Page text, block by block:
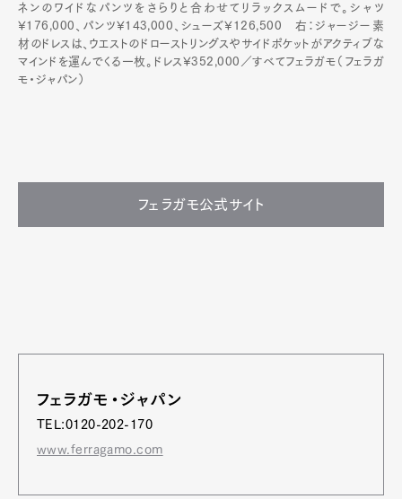
ネンのワイドなパンツをさらりと合わせてリラックスムードで。シャツ
¥176,000、パンツ¥143,000、シューズ¥126,500 右：ジャージー素
材のドレスは、ウエストのドローストリングスやサイドポケットがアクティブな
マインドを運んでくる一枚。ドレス¥352,000／すべてフェラガモ（フェラガ
モ・ジャパン）
フェラガモ公式サイト
フェラガモ・ジャパン
TEL:0120-202-170
www.ferragamo.com